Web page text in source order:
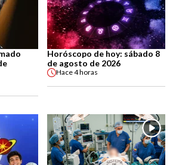
Horóscopo de hoy: sábado 8
de agosto de 2026
Hace4 horas